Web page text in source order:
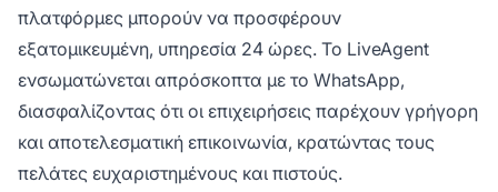
πλατφόρμες μπορούν να προσφέρουν
εξατομικευμένη, υπηρεσία 24 ώρες. Το LiveAgent
ενσωματώνεται απρόσκοπτα με το WhatsApp,
διασφαλίζοντας ότι οι επιχειρήσεις παρέχουν γρήγορη
και αποτελεσματική επικοινωνία, κρατώντας τους
πελάτες ευχαριστημένους και πιστούς.